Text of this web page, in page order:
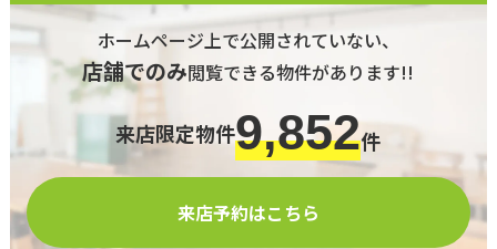
ホームページ上で公開されていない、
店舗でのみ閲覧できる物件があります!!
来店限定物件9,852件
来店予約はこちら